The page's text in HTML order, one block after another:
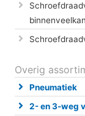
Overig
Pneumatiek
2- en 3-weg